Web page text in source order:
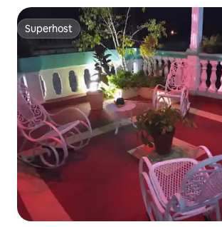
Superhost
Superhost